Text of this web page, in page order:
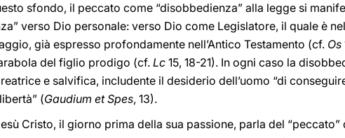
sfondo, il peccato come “disobbedienza” alla legge si
verso Dio personale: verso Dio come Legislatore, il quale è
già espresso profondamente nell’Antico Testamento (cf. Os
del figlio prodigo (cf. Lc 15, 18-21). In ogni caso la
e salvifica, includente il desiderio dell’uomo “di
(Gaudium et Spes, 13).
Cristo, il giorno prima della sua passione, parla del